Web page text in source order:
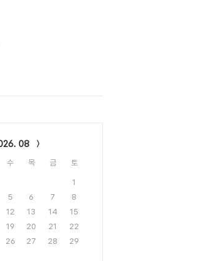
08
수 목 금 토
1
5 6 7
8
12 13 14
15
19 20 21
22
26 27 28
29